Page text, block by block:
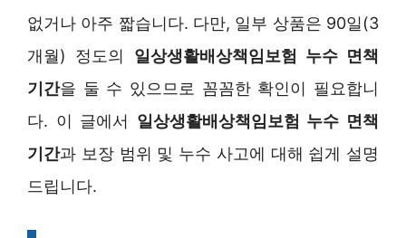
없거나 아주 짧습니다. 다만, 일부 상품은 90일(3
개월) 정도의 일상생활배상책임보험 누수 면책
기간을 둘 수 있으므로 꼼꼼한 확인이 필요합니
다. 이 글에서 일상생활배상책임보험 누수 면책
기간과 보장 범위 및 누수 사고에 대해 쉽게 설명
드립니다.